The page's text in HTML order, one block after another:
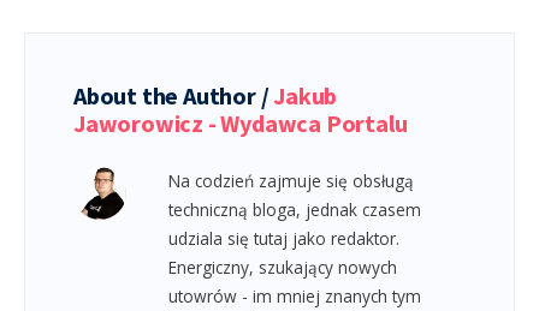
About the Author /Jakub
Jaworowicz - Wydawca Portalu
Na codzień zajmuje się obsługą
techniczną bloga, jednak czasem
udziala się tutaj jako redaktor.
Energiczny, szukający nowych
utowrów - im mniej znanych tym